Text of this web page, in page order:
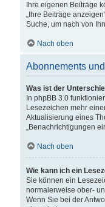
Ihre eigenen Beiträge
„Ihre Beiträge
Suche, um nach von
Nach oben
Abonnements
Was ist der
In phpBB 3.0
Lesezeichen mehr
Aktualisierung eines
„Benachrichtigungen
Nach oben
Wie kann ich ein
Sie können ein
normalerweise ober-
Wenn Sie bei der